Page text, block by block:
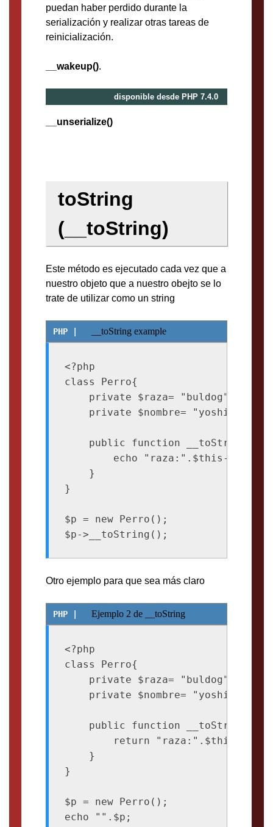
puedan haber perdido durante la
serialización y realizar otras tareas de
reinicialización.
__wakeup().
disponible desde PHP 7.4.0
__unserialize()
toString
(__toString)
Este método es ejecutado cada vez que a
nuestro objeto que a nuestro obejto se lo
trate de utilizar como un string
__toString example
<?php
class Perro{
    private $raza= "buldog";
    private $nombre= "yoshi";
    public function __toString(){
echo "raza:".$this-
    }
}
$p = new Perro();
Otro ejemplo para que sea más claro
Ejemplo 2 de __toString
<?php
class Perro{
    private $raza= "buldog";
    private $nombre= "yoshi";
    public function __toString(){
return "raza:".$this-
    }
}
$p = new Perro();